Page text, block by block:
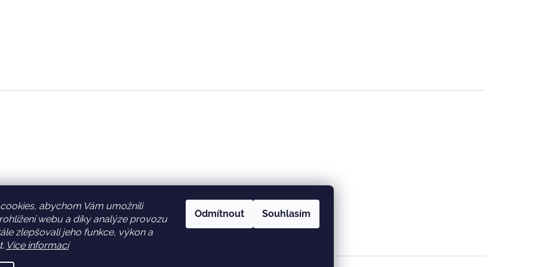
abychom Vám umožnili
webu a díky analýze provozu
zlepšovali jeho funkce, výkon a
Více informací
Odmítnout Souhlasím
Facebook Věrnostní slevy